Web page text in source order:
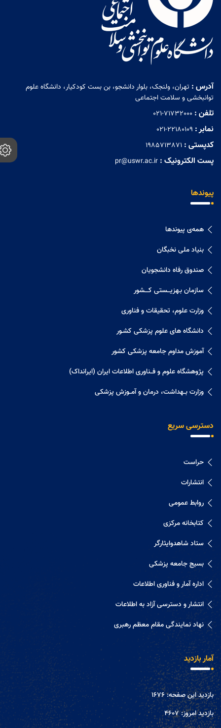
آدرس :تهران، ولنجک، بلوار دانشجو، بن بست کودکیار، دانشگاه علوم
توانبخشی و سلامت اجتماعی
تلفن :021-71732000
نمابر :021-22180109
کدپستی :1985713871
پست الکترونیک :pr@uswr.ac.ir
پیوندها
همه‌ی پیوندها
بنیاد ملی نخبگان
صندوق رفاه دانشجویان
سازمان بـهزیـــستی کــــشور
وزارت علوم، تحقیقات و فناوری
دانشگاه های علوم پزشکی کشـور
آموزش مداوم جامعه پزشکی کشور
پژوهشگاه علوم و فــناوری اطلاعات ایران (ایرانداک)
وزارت بــهداشت، درمان و آمــوزش پزشکی
دسترسی سریع
حراست
انتشارات
روابط عمومی
کتابخانه مرکزی
ستاد شاهدوایثارگر
بسیج جامعه پزشکی
اداره آمار و فناوری اطلاعات
انتشار و دسترسی آزاد به اطلاعات
نهاد نمایندگی مقام معظم رهبری
آمار بازدید
بازدید این صفحه:1676
بازدید امروز:4607